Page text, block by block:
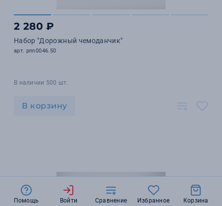
2 280 ₽
Набор "Дорожный чемоданчик"
арт. pnn0046.50
В наличии 500 шт.
В корзину
Помощь Войти Сравнение Избранное Корзина